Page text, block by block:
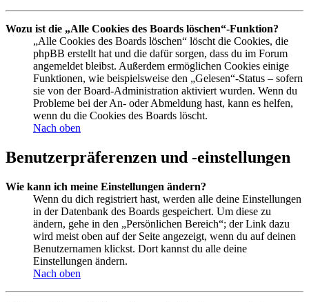
Wozu ist die „Alle Cookies des Boards löschen“-Funktion?
„Alle Cookies des Boards löschen“ löscht die Cookies, die
phpBB erstellt hat und die dafür sorgen, dass du im Forum
angemeldet bleibst. Außerdem ermöglichen Cookies einige
Funktionen, wie beispielsweise den „Gelesen“-Status – sofern
sie von der Board-Administration aktiviert wurden. Wenn du
Probleme bei der An- oder Abmeldung hast, kann es helfen,
wenn du die Cookies des Boards löscht.
Nach oben
Benutzerpräferenzen und -einstellungen
Wie kann ich meine Einstellungen ändern?
Wenn du dich registriert hast, werden alle deine Einstellungen
in der Datenbank des Boards gespeichert. Um diese zu
ändern, gehe in den „Persönlichen Bereich“; der Link dazu
wird meist oben auf der Seite angezeigt, wenn du auf deinen
Benutzernamen klickst. Dort kannst du alle deine
Einstellungen ändern.
Nach oben